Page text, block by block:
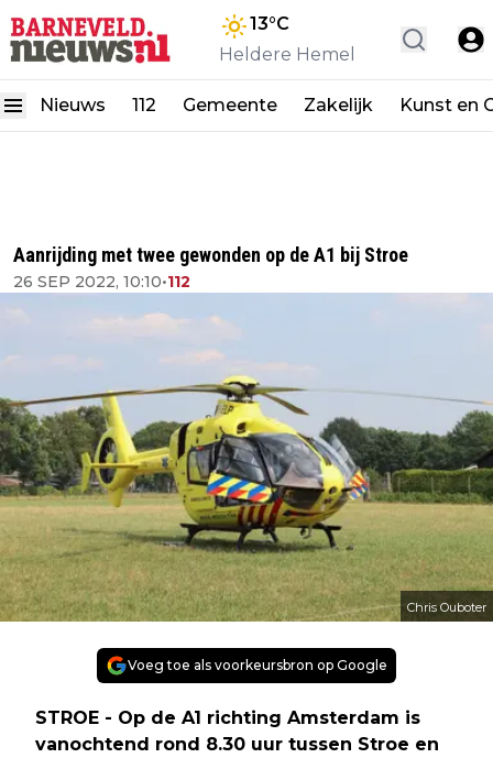
13°C
Heldere Hemel
Nieuws 112 Gemeente Zakelijk Kunst en
Aanrijding met twee gewonden op de A1 bij Stroe
26 SEP 2022, 10:10•112
Chris Ouboter
Voeg toe als voorkeursbron op Google
STROE - Op de A1 richting Amsterdam is
vanochtend rond 8.30 uur tussen Stroe en